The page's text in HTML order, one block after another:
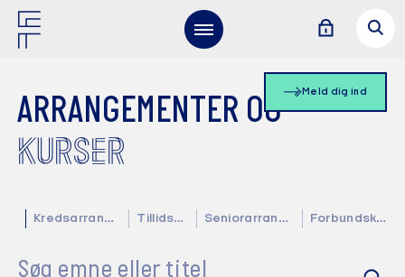
Meld dig ind
ARRANGEMENTER OG
KURSER
Kredsarrangementer Tillidsvalgte Seniorarrangementer Forbundskalender
Søg emne eller titel